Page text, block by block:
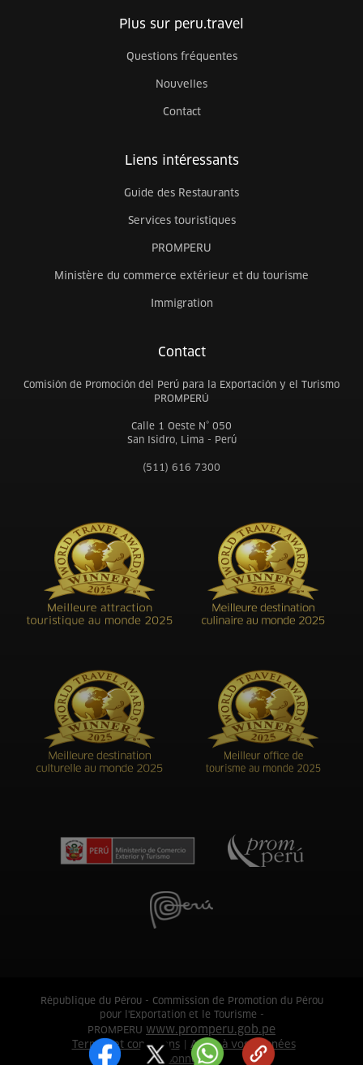
Plus sur peru.travel
Questions fréquentes
Nouvelles
Contact
Liens intéressants
Guide des Restaurants
Services touristiques
PROMPERU
Ministère du commerce extérieur et du tourisme
Immigration
Contact
Comisión de Promoción del Perú para la Exportación y el Turismo
PROMPERÚ
Calle 1 Oeste N° 050
San Isidro, Lima - Perú
(511) 616 7300
République du Pérou - Commission de Promotion du Pérou
pour l'Exportation et le Tourisme -
PROMPERU www.promperu.gob.pe
Termes et conditions | Accès à vos données
personnelle